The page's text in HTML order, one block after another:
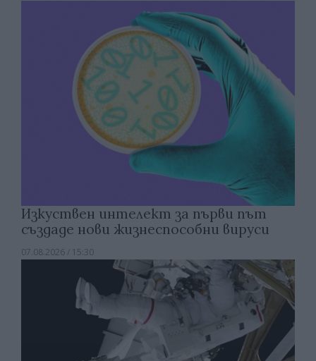
Изкуствен интелект за първи път
създаде нови жизнеспособни вируси
07.08.2026 / 15:30